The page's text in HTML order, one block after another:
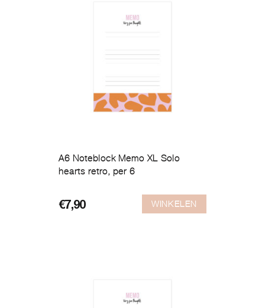
A6 Noteblock Memo XL Solo
hearts retro, per 6
€7,90 WINKELEN